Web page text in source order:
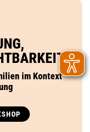
im Kontext